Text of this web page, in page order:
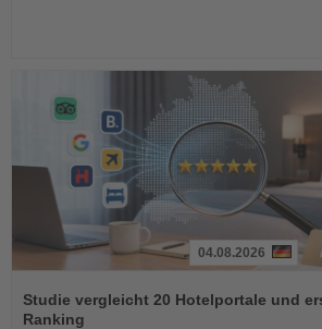
Sie
die
04.08.2026
Studie vergleicht 20 Hotelportale und
Ranking